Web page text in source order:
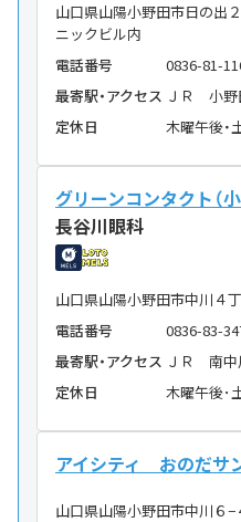
山口県山陽小野田市日の出
ニックビル内
電話番号
0836-81-
最寄駅・アクセス ＪＲ 小野
定休日
木曜午後・
グリーンコンタクト（小
長谷川眼科
山口県山陽小野田市中川４
電話番号
0836-83-
最寄駅・アクセス ＪＲ 南中
定休日
木曜午後･
アイシティ おのだサ
山口県山陽小野田市中川６